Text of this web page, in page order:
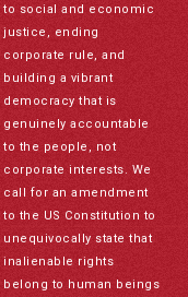
to social and economic
justice, ending
corporate rule, and
building a vibrant
democracy that is
genuinely accountable
to the people, not
corporate interests. We
call for an amendment
to the US Constitution to
unequivocally state that
inalienable rights
belong to human beings